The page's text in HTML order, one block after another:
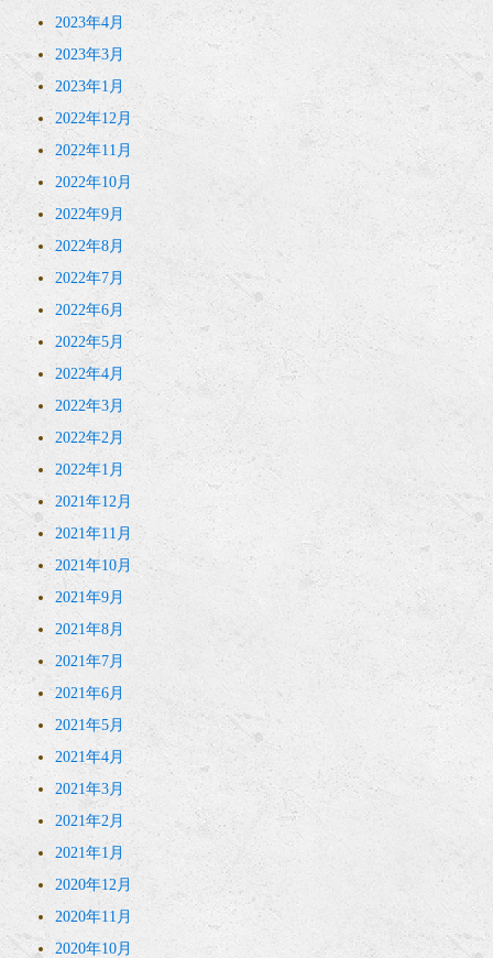
2023年4月
2023年3月
2023年1月
2022年12月
2022年11月
2022年10月
2022年9月
2022年8月
2022年7月
2022年6月
2022年5月
2022年4月
2022年3月
2022年2月
2022年1月
2021年12月
2021年11月
2021年10月
2021年9月
2021年8月
2021年7月
2021年6月
2021年5月
2021年4月
2021年3月
2021年2月
2021年1月
2020年12月
2020年11月
2020年10月